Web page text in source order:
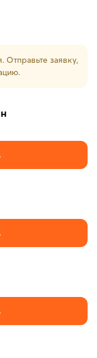
Отправьте заявку,